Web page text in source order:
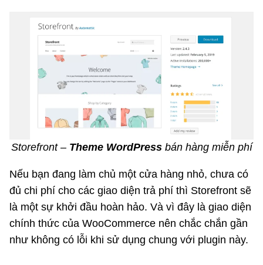
Storefront – Theme WordPressbán hàng miễn phí
Nếu bạn đang làm chủ một cửa hàng nhỏ, chưa có
đủ chi phí cho các giao diện trả phí thì Storefront sẽ
là một sự khởi đầu hoàn hảo. Và vì đây là giao diện
chính thức của WooCommerce nên chắc chắn gần
như không có lỗi khi sử dụng chung với plugin này.